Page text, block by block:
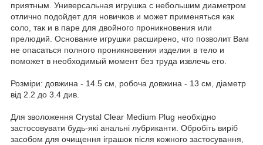
приятным. Универсальная игрушка с небольшим диаметром
отлично подойдет для новичков и может применяться как
соло, так и в паре для двойного проникновения или
прелюдий. Основание игрушки расширено, что позволит Вам
не опасаться полного проникновения изделия в тело и
поможет в необходимый момент без труда извлечь его.
Розміри: довжина - 14.5 см, робоча довжина - 13 см, діаметр
від 2.2 до 3.4 див.
Для зволоження Crystal Clear Medium Plug необхідно
застосовувати будь-які анальні лубриканти. Обробіть виріб
засобом для очищення іграшок після кожного застосування,